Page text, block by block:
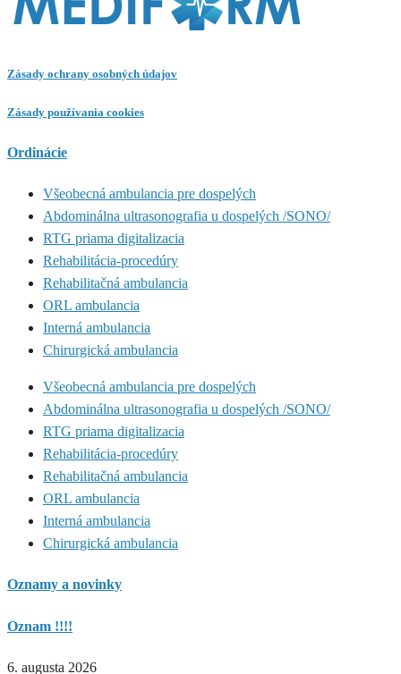
Zásady ochrany osobných údajov
Zásady používania cookies
Ordinácie
Všeobecná ambulancia pre dospelých
Abdominálna ultrasonografia u dospelých /SONO/
RTG priama digitalizacia
Rehabilitácia-procedúry
Rehabilitačná ambulancia
ORL ambulancia
Interná ambulancia
Chirurgická ambulancia
Všeobecná ambulancia pre dospelých
Abdominálna ultrasonografia u dospelých /SONO/
RTG priama digitalizacia
Rehabilitácia-procedúry
Rehabilitačná ambulancia
ORL ambulancia
Interná ambulancia
Chirurgická ambulancia
Oznamy a novinky
Oznam !!!!
6. augusta 2026